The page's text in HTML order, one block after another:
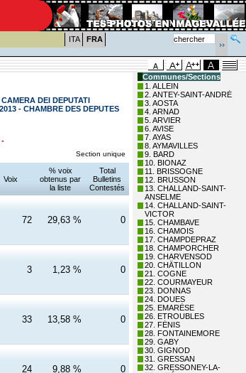
ITA FRA
DEI DEPUTATI
- CHAMBRE DES DEPUTES
-
Section unique
Voix
% voix
obtenus par
la liste
Total
Bulletins
Contestés
72 29,63 % 0
3 1,23 % 0
33 13,58 % 0
24 9,88 % 0
Communes/Sections
1. ALLEIN
2. ANTEY-SAINT-ANDRÉ
3. AOSTA
4. ARNAD
5. ARVIER
6. AVISE
7. AYAS
8. AYMAVILLES
9. BARD
10. BIONAZ
11. BRISSOGNE
12. BRUSSON
13. CHALLAND-SAINT-
ANSELME
14. CHALLAND-SAINT-
VICTOR
15. CHAMBAVE
16. CHAMOIS
17. CHAMPDEPRAZ
18. CHAMPORCHER
19. CHARVENSOD
20. CHÂTILLON
21. COGNE
22. COURMAYEUR
23. DONNAS
24. DOUES
25. EMARÈSE
26. ETROUBLES
27. FÉNIS
28. FONTAINEMORE
29. GABY
30. GIGNOD
31. GRESSAN
32. GRESSONEY-LA-